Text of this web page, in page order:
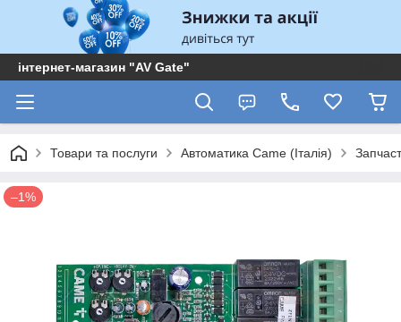
інтернет-магазин "AV Gate"
Товари та послуги Автоматика Came (Італія)
–1%